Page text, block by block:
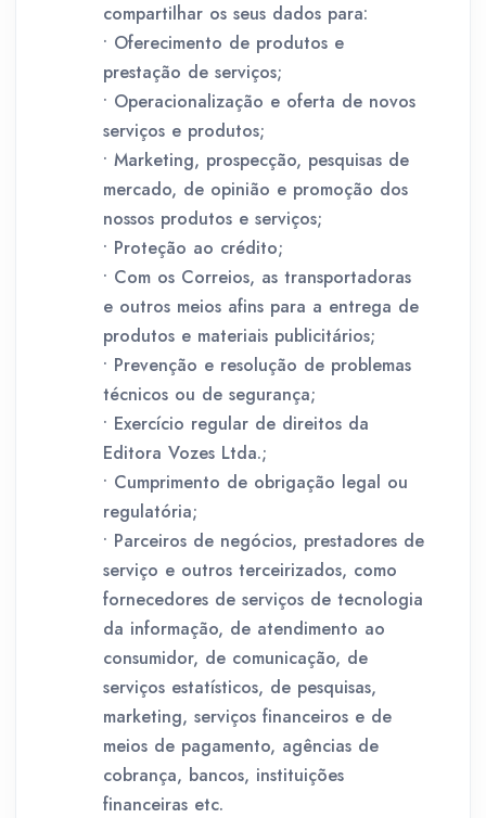
compartilhar os seus dados para:
• Oferecimento de produtos e
prestação de serviços;
• Operacionalização e oferta de novos
serviços e produtos;
• Marketing, prospecção, pesquisas de
mercado, de opinião e promoção dos
nossos produtos e serviços;
• Proteção ao crédito;
• Com os Correios, as transportadoras
e outros meios afins para a entrega de
produtos e materiais publicitários;
• Prevenção e resolução de problemas
técnicos ou de segurança;
• Exercício regular de direitos da
Editora Vozes Ltda.;
• Cumprimento de obrigação legal ou
regulatória;
• Parceiros de negócios, prestadores de
serviço e outros terceirizados, como
fornecedores de serviços de tecnologia
da informação, de atendimento ao
consumidor, de comunicação, de
serviços estatísticos, de pesquisas,
marketing, serviços financeiros e de
meios de pagamento, agências de
cobrança, bancos, instituições
financeiras etc.